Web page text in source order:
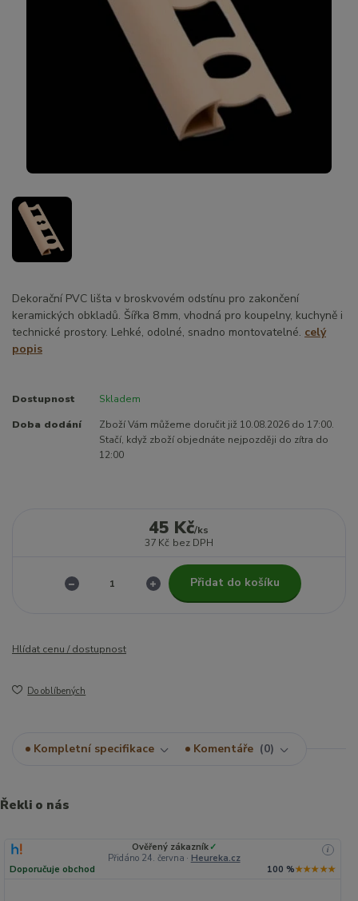
Dekorační PVC lišta v broskvovém odstínu pro zakončení
keramických obkladů. Šířka 8 mm, vhodná pro koupelny, kuchyně i
technické prostory. Lehké, odolné, snadno montovatelné. celý
popis
Dostupnost Skladem
Doba dodání
Zboží Vám můžeme doručit již 10.08.2026 do 17:00.
Stačí, když zboží objednáte nejpozději do zítra do
12:00
45 Kč/ks
37 Kč bez DPH
Přidat do košíku
Hlídat cenu / dostupnost
Do oblíbených
Kompletní specifikace Komentáře 0
Řekli o nás
Ověřený zákazník ✓
Přidáno 24. června · Heureka.cz
i
Doporučuje obchod 100 %★★★★★